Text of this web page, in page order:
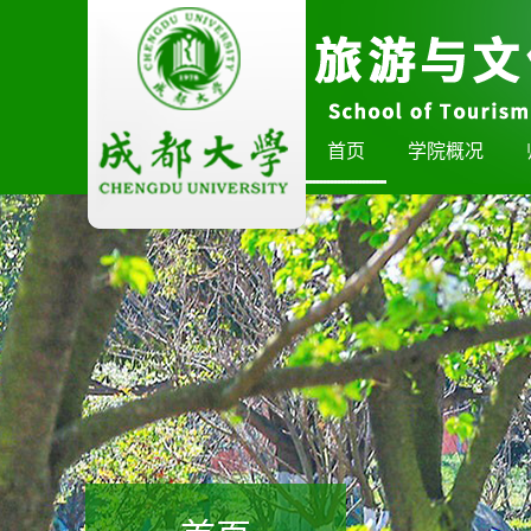
首页 学院概况